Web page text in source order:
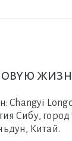
Changyi
Сибу,
Китай.